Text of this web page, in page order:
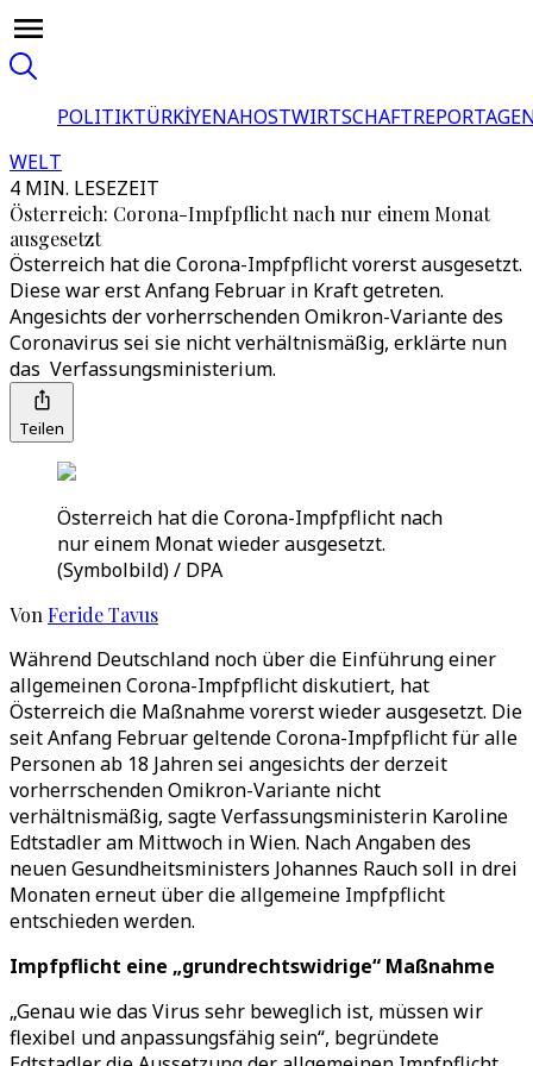
POLITIKTÜRKİYENAHOSTWIRTSCHAFT
WELT
4 MIN. LESEZEIT
Österreich: Corona-Impfpflicht nach nur einem Monat
ausgesetzt
Österreich hat die Corona-Impfpflicht vorerst ausgesetzt.
Diese war erst Anfang Februar in Kraft getreten.
Angesichts der vorherrschenden Omikron-Variante des
Coronavirus sei sie nicht verhältnismäßig, erklärte nun
das Verfassungsministerium.
Teilen
Österreich hat die Corona-Impfpflicht nach
nur einem Monat wieder ausgesetzt.
(Symbolbild) / DPA
Von Feride Tavus
Während Deutschland noch über die Einführung einer
allgemeinen Corona-Impfpflicht diskutiert, hat
Österreich die Maßnahme vorerst wieder ausgesetzt. Die
seit Anfang Februar geltende Corona-Impfpflicht für alle
Personen ab 18 Jahren sei angesichts der derzeit
vorherrschenden Omikron-Variante nicht
verhältnismäßig, sagte Verfassungsministerin Karoline
Edtstadler am Mittwoch in Wien. Nach Angaben des
neuen Gesundheitsministers Johannes Rauch soll in drei
Monaten erneut über die allgemeine Impfpflicht
entschieden werden.
Impfpflicht eine „grundrechtswidrige“ Maßnahme
„Genau wie das Virus sehr beweglich ist, müssen wir
flexibel und anpassungsfähig sein“, begründete